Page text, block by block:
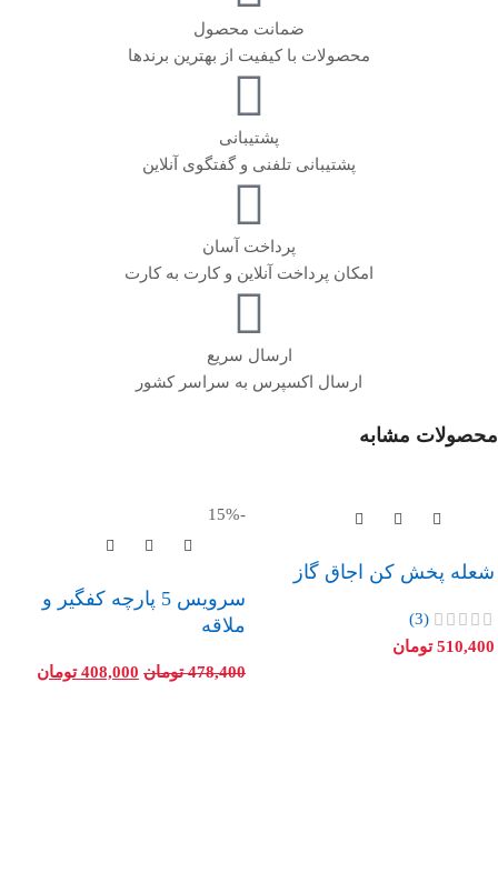
ضمانت محصول
محصولات با کیفیت از بهترین برندها
پشتیبانی
پشتیبانی تلفنی و گفتگوی آنلاین
پرداخت آسان
امکان پرداخت آنلاین و کارت به کارت
ارسال سریع
ارسال اکسپرس به سراسر کشور
محصولات مشابه
شعله پخش کن اجاق گاز
(3)
510,400 تومان
-15%
سرویس 5 پارچه کفگیر و
ملاقه
478,400 تومان 408,000 تومان